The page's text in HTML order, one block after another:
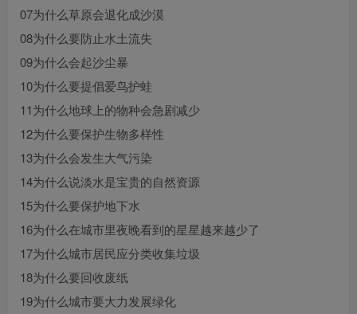
07为什么草原会退化成沙漠
08为什么要防止水土流失
09为什么会起沙尘暴
10为什么要提倡爱鸟护蛙
11为什么地球上的物种会急剧减少
12为什么要保护生物多样性
13为什么会发生大气污染
14为什么说淡水是宝贵的自然资源
15为什么要保护地下水
16为什么在城市里夜晚看到的星星越来越少了
17为什么城市居民应分类收集垃圾
18为什么要回收废纸
19为什么城市要大力发展绿化